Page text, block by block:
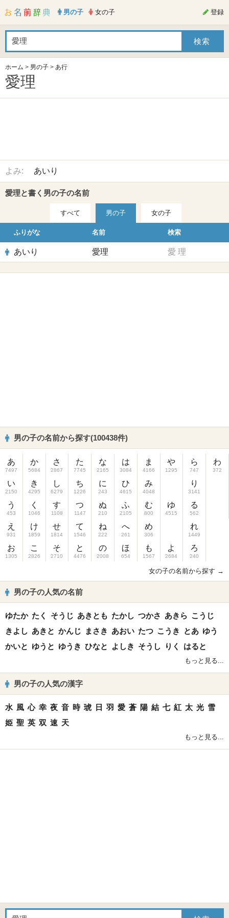
男の子 女の子 登録
ホーム > 男の子 > あ行
愛理
よみ: あいり
愛理と書く男の子の名前
すべて 男の子 女の子
ふりがな 名前 検索
あいり 愛理 愛 理
男の子の名前から探す(100438件)
あ
7497
い
2150
う
453
え
931
お
1305
か
5684
き
4295
く
1046
け
1859
こ
2826
さ
2867
し
6279
す
1108
せ
1814
そ
2710
た
7745
ち
1226
つ
1147
て
1546
と
4476
な
2165
に
243
ぬ
210
ね
222
の
2008
は
3084
ひ
4615
ふ
2105
へ
261
ほ
654
ま
4166
み
4048
む
800
め
306
も
1567
や
1295
ゆ
4515
よ
2684
ら
747
り
3141
る
562
れ
1449
ろ
240
わ
372
女の子の名前から探す →
男の子の人気の名前
ゆたか たく そうじ あきとも たかし つかさ あきら こうじ
きよし あきと かんじ まさき あおい たつ こうき とあ ゆう
かいと ゆうと ゆうき ひなと よしき そうし りく はると
もっと見る...
男の子の人気の漢字
水 風 心 幸 夜 音 時 琥 日 羽 愛 蒼 陽 結 七 紅 太 光 雪
姫 聖 英 双 速 天
もっと見る...